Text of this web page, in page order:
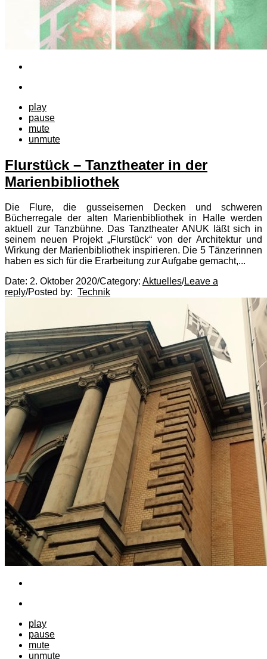
play
pause
mute
unmute
Flurstück – Tanztheater in der
Marienbibliothek
Die Flure, die gusseisernen Decken und schweren
Bücherregale der alten Marienbibliothek in Halle werden
aktuell zur Tanzbühne. Das Tanztheater ANUK läßt sich in
seinem neuen Projekt „Flurstück“ von der Architektur und
Wirkung der Marienbibliothek inspirieren. Die 5 Tänzerinnen
haben es sich für die Erarbeitung zur Aufgabe gemacht,...
Date: 2. Oktober 2020/Category: Aktuelles/Leave a
reply/Posted by: Technik
play
pause
mute
unmute